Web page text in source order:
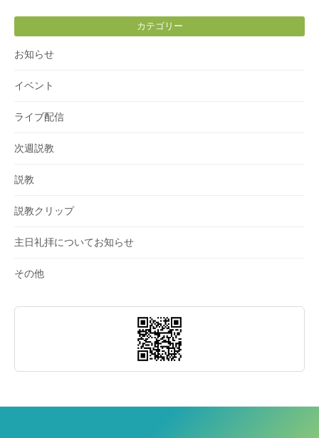
カテゴリー
お知らせ
イベント
ライブ配信
次週説教
説教
説教クリップ
主日礼拝についてお知らせ
その他